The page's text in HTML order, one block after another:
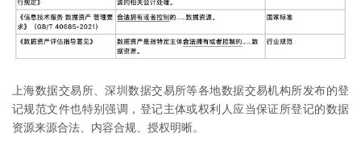
上海数据交易所、深圳数据交易所等各地数据交易机构所发布的登
记规范文件也特别强调，登记主体或权利人应当保证所登记的数据
资源来源合法、内容合规、授权明晰。